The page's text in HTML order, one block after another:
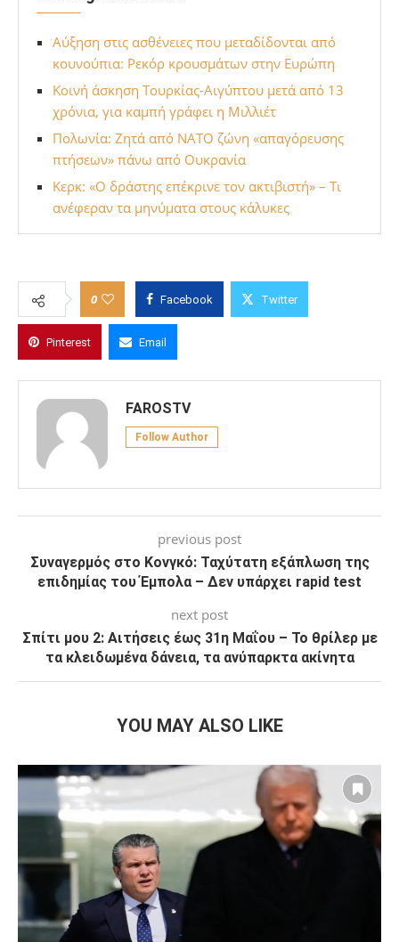
Αύξηση στις ασθένειες που μεταδίδονται από
κουνούπια: Ρεκόρ κρουσμάτων στην Ευρώπη
Κοινή άσκηση Τουρκίας-Αιγύπτου μετά από 13
χρόνια, για καμπή γράφει η Μιλλιέτ
Πολωνία: Ζητά από ΝΑΤΟ ζώνη «απαγόρευσης
πτήσεων» πάνω από Ουκρανία
Κερκ: «Ο δράστης επέκρινε τον ακτιβιστή» – Τι
ανέφεραν τα μηνύματα στους κάλυκες
0 Facebook Twitter
Pinterest Email
FAROSTV
Follow Author
previous post
Συναγερμός στο Κονγκό: Ταχύτατη εξάπλωση της
επιδημίας του Έμπολα – Δεν υπάρχει rapid test
next post
Σπίτι μου 2: Αιτήσεις έως 31η Μαΐου – Το θρίλερ με
τα κλειδωμένα δάνεια, τα ανύπαρκτα ακίνητα
YOU MAY ALSO LIKE